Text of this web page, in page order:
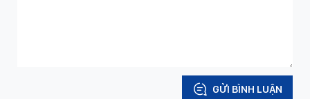
GỬI BÌNH LUẬN